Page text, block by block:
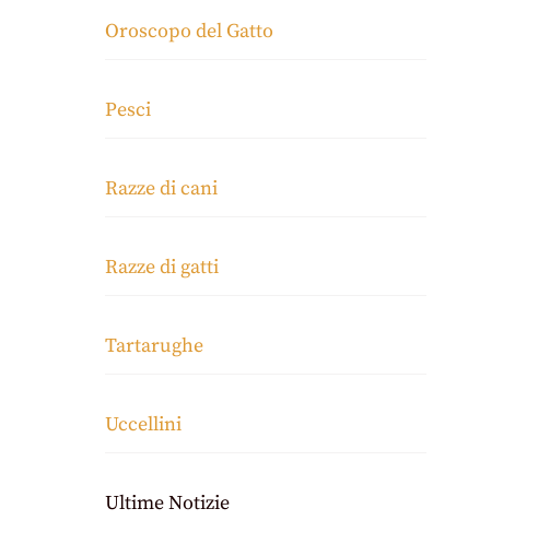
Oroscopo del Gatto
Pesci
Razze di cani
Razze di gatti
Tartarughe
Uccellini
Ultime Notizie